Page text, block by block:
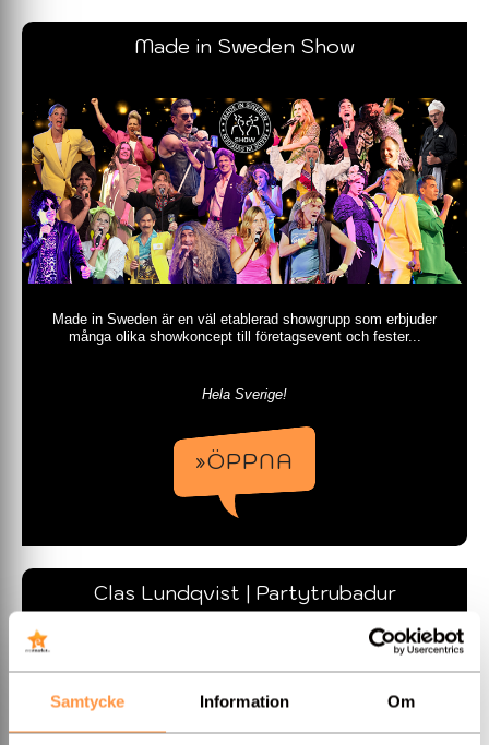
Samtycke Information Om
Made in Sweden Show
Made in Sweden är en väl etablerad showgrupp som erbjuder
många olika showkoncept till företagsevent och fester...
Hela Sverige!
»ÖPPNA
Clas Lundqvist | Partytrubadur